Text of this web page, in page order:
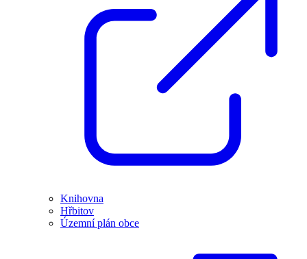
Knihovna
Hřbitov
Územní plán obce